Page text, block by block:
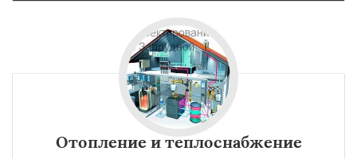
Отопление и теплоснабжение